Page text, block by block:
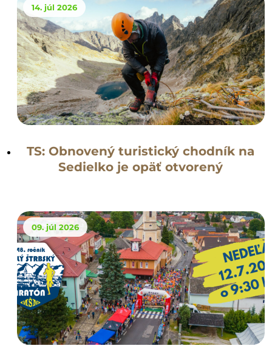
14. júl 2026
TS: Obnovený turistický chodník na
Sedielko je opäť otvorený
09. júl 2026